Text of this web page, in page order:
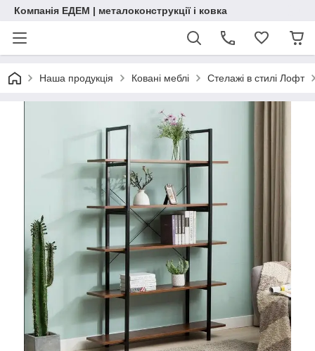
Компанія ЕДЕМ | металоконструкції і ковка
Наша продукція Ковані меблі Стелажі в стилі Лофт